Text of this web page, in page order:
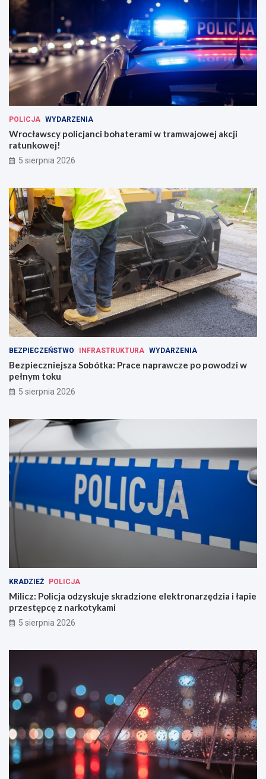
POLICJA WYDARZENIA
Wrocławscy policjanci bohaterami w tramwajowej akcji
ratunkowej!
5 sierpnia 2026
BEZPIECZEŃSTWO INFRASTRUKTURA WYDARZENIA
Bezpieczniejsza Sobótka: Prace naprawcze po powodzi w
pełnym toku
5 sierpnia 2026
KRADZIEŻ POLICJA
Milicz: Policja odzyskuje skradzione elektronarzędzia i łapie
przestępcę z narkotykami
5 sierpnia 2026